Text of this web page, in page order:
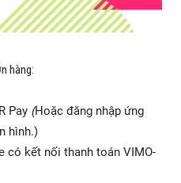
hàng:
Pay (Hoặc đăng nhập ứng
hình.)
có kết nối thanh toán VIMO-